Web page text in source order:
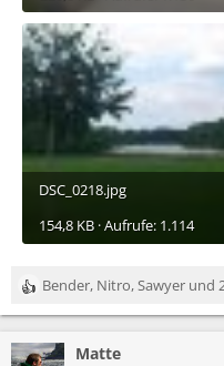
DSC_0218.jpg
154,8 KB · Aufrufe: 1.114
R
e
k
Bender, Nitro,Sawyer und
Matte